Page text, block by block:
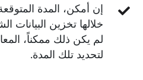
إن أمكن، المدة
خلالها تخزين البيانات
لم يكن ذلك ممكناً،
لتحديد تلك المدة.